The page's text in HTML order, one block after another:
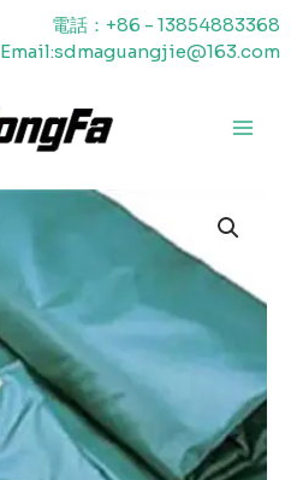
電話：+86 - 13854883368
Email:sdmaguangjie@163.com
ン
メ
ュ
ー